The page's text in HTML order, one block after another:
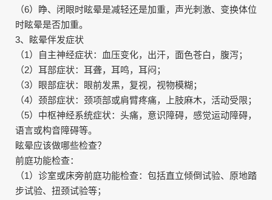
（6）睁、闭眼时眩晕是减轻还是加重，声光刺激、变换体位
时眩晕是否加重。
3、眩晕伴发症状
（1）自主神经症状：血压变化，出汗，面色苍白，腹泻；
（2）耳部症状：耳聋，耳鸣，耳闷；
（3）眼部症状：眼前发黑，复视，视物模糊；
（4）颈部症状：颈项部或肩臂疼痛，上肢麻木，活动受限；
（5）中枢神经系统症状：头痛，意识障碍，感觉运动障碍，
语言或构音障碍等。
眩晕应该做哪些检查？
前庭功能检查：
（1）诊室或床旁前庭功能检查：包括直立倾倒试验、原地踏
步试验、扭颈试验等；